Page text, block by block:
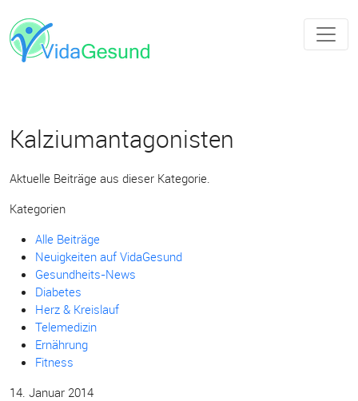
Kalziumantagonisten
Aktuelle Beiträge aus dieser Kategorie.
Kategorien
Alle Beiträge
Neuigkeiten auf VidaGesund
Gesundheits-News
Diabetes
Herz & Kreislauf
Telemedizin
Ernährung
Fitness
14. Januar 2014